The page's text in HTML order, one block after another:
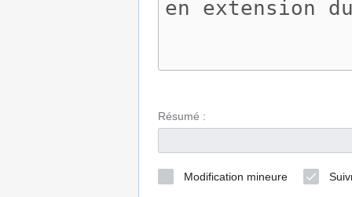
Résumé :
Modification mineure